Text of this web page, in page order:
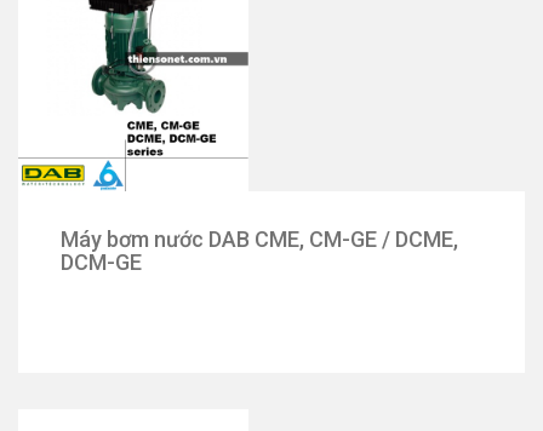
Máy bơm nước DAB CME, CM-GE / DCME,
DCM-GE